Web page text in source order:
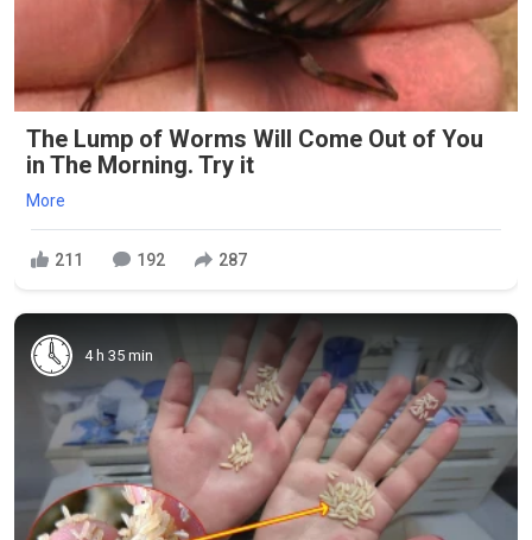
The Lump of Worms Will Come Out of You
in The Morning. Try it
More
211 192 287
4 h 35 min